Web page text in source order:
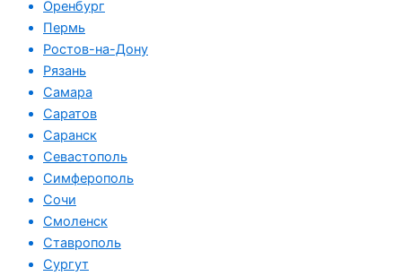
Оренбург
Пермь
Ростов-на-Дону
Рязань
Самара
Саратов
Саранск
Севастополь
Симферополь
Сочи
Смоленск
Ставрополь
Сургут